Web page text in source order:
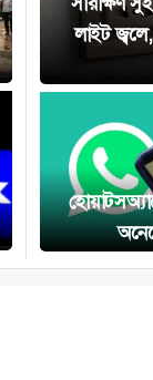
লাইট